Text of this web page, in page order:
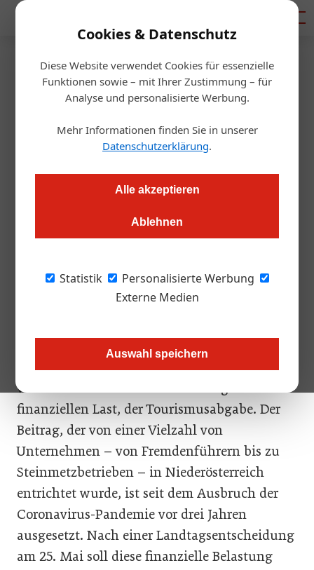
Cookies & Datenschutz
Diese Website verwendet Cookies für essenzielle
Funktionen sowie – mit Ihrer Zustimmung – für
Analyse und personalisierte Werbung.
Mehr Informationen finden Sie in unserer
Datenschutzerklärung.
Alle akzeptieren
Ablehnen
Statistik
Personalisierte Werbung
Externe Medien
Auswahl speichern
Startseite/Gastro & Hotel
Niederösterreich
Aus für Tourismusabgabe
23.05.2023, 12:33 Uhr
aber die Nächtigungstaxe. Auch campierende Festivalgäste
werden zur Kassa gebeten
Gasthäuser und Hotels in Niederösterreich
bereiten sich auf einen frischen Morgen in
vor. Der Ausblick für die etwa 20.000 mit dem
Tourismus verbundenen Betriebe hat sich
verbessert. Grund dafür ist der Wegfall einer
finanziellen Last, der Tourismusabgabe. Der
Beitrag, der von einer Vielzahl von
Unternehmen – von Fremdenführern bis zu
Steinmetzbetrieben – in Niederösterreich
entrichtet wurde, ist seit dem Ausbruch der
Coronavirus-Pandemie vor drei Jahren
ausgesetzt. Nach einer Landtagsentscheidung
am 25. Mai soll diese finanzielle Belastung